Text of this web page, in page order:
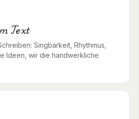
Text
Singbarkeit, Rhythmus,
Ideen, wir die handwerkliche